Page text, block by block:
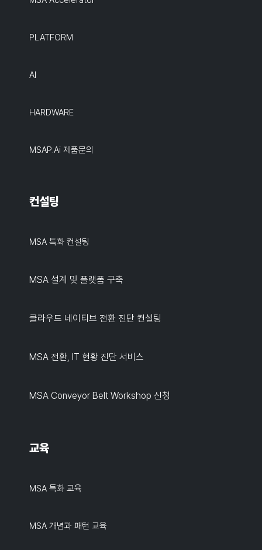
PLATFORM
AI
HARDWARE
MSAP.ai 제품문의
컨설팅
MSA 특화 컨설팅
MSA 설계 및 플랫폼 구축
클라우드 네이티브 전환 진단 컨설팅
MSA 전환, IT 현황 진단 서비스
MSA Conveyor Belt Workshop 신청
교육
MSA 특화 교육
MSA 개념과 패턴 교육